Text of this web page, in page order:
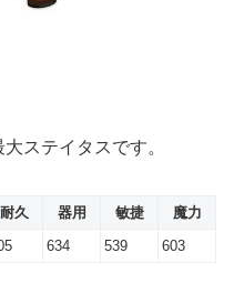
ステイタスです。
耐久 器用 敏捷
魔力
634 539 603